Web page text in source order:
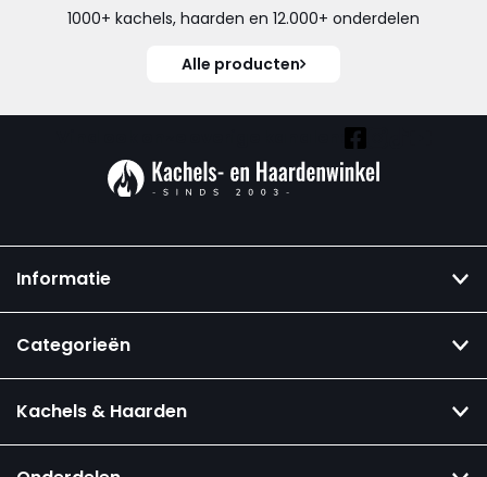
1000+ kachels, haarden en 12.000+ onderdelen
Alle producten
Informatie
Categorieën
Kachels & Haarden